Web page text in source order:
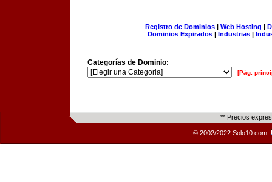
Registro de Dominios| Web Hosting |
Dominios Expirados | Industrias |
Categorías de Dominio:
[Pág.
** Precios
© 2002/2022 Solo10.com